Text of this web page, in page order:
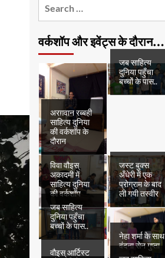
वर्कशॉप और इवेंट्स के दौरान…
अरग़वान रब्बही
साहित्य दुनिया
की वर्कशॉप के
दौरान
जब साहित्य
दुनिया पहुँचा
बच्चों के पास..
विवा वौइस्
अकादमी में
साहित्य दुनिया
की वर्कशॉप
जस्ट बुक्स
अँधेरी में एक
प्रोग्राम के बाद
ली गयी तस्वीर
जब साहित्य
दुनिया पहुँचा
बच्चों के पास..
नेहा शर्मा के साथ
वंदना सेन गुप्ता
वौइस् आर्टिस्ट